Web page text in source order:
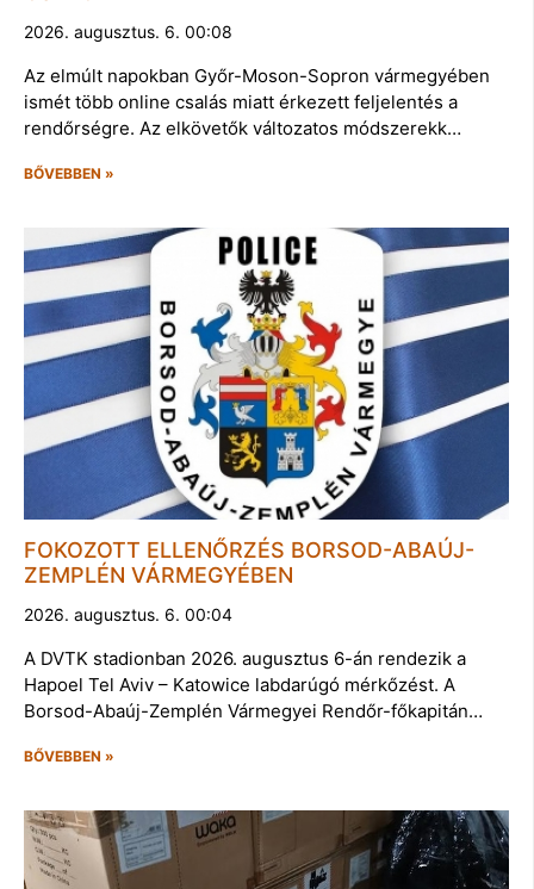
2026. augusztus. 6. 00:08
Az elmúlt napokban Győr-Moson-Sopron vármegyében
ismét több online csalás miatt érkezett feljelentés a
rendőrségre. Az elkövetők változatos módszerekk…
BŐVEBBEN »
FOKOZOTT ELLENŐRZÉS BORSOD-ABAÚJ-
ZEMPLÉN VÁRMEGYÉBEN
2026. augusztus. 6. 00:04
A DVTK stadionban 2026. augusztus 6-án rendezik a
Hapoel Tel Aviv – Katowice labdarúgó mérkőzést. A
Borsod-Abaúj-Zemplén Vármegyei Rendőr-főkapitán…
BŐVEBBEN »